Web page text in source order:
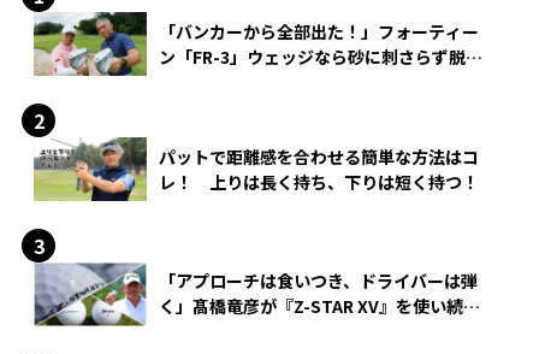
「バンカーから全部出た！」フォーティー
ン「FR-3」ウェッジなら砂に刺さらず脱出
パットで距離感を合わせる簡単な方法はコ
レ！ 上りは長く持ち、下りは短く持つ！
「アプローチは食いつき、ドライバーは弾
く」髙橋竜彦が『Z-STAR XV』を使い続け